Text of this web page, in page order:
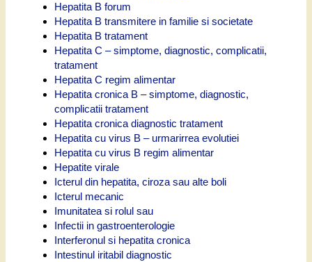
Hepatita B forum
Hepatita B transmitere in familie si societate
Hepatita B tratament
Hepatita C – simptome, diagnostic, complicatii,
tratament
Hepatita C regim alimentar
Hepatita cronica B – simptome, diagnostic,
complicatii tratament
Hepatita cronica diagnostic tratament
Hepatita cu virus B – urmarirrea evolutiei
Hepatita cu virus B regim alimentar
Hepatite virale
Icterul din hepatita, ciroza sau alte boli
Icterul mecanic
Imunitatea si rolul sau
Infectii in gastroenterologie
Interferonul si hepatita cronica
Intestinul iritabil diagnostic